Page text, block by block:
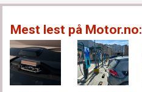
Mest lest på Motor.no: